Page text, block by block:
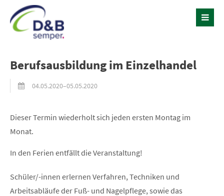
Berufsausbildung im Einzelhandel
04.05.2020–05.05.2020
Dieser Termin wiederholt sich jeden ersten Montag im
Monat.
In den Ferien entfällt die Veranstaltung!
Schüler/-innen erlernen Verfahren, Techniken und
Arbeitsabläufe der Fuß- und Nagelpflege, sowie das